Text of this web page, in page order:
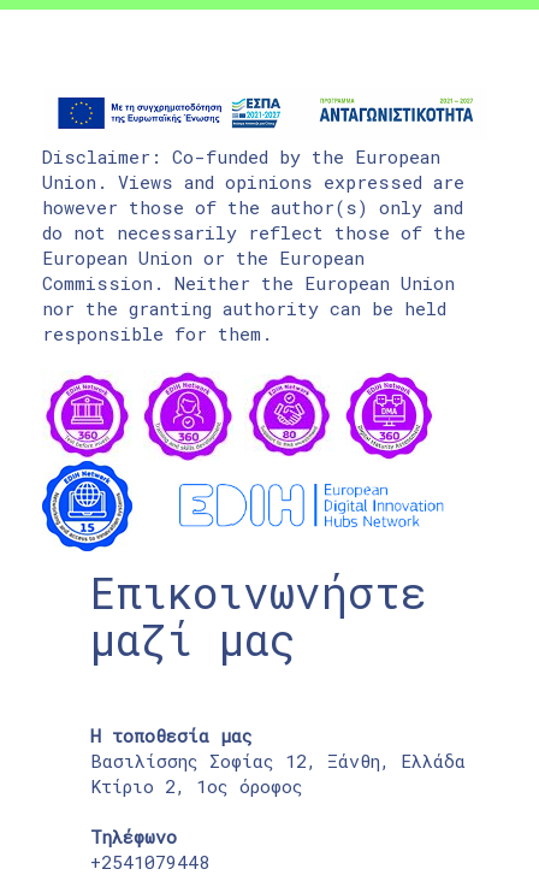
Disclaimer: Co-funded by the European
Union. Views and opinions expressed are
however those of the author(s) only and
do not necessarily reflect those of the
European Union or the European
Commission. Neither the European Union
nor the granting authority can be held
responsible for them.
Επικοινωνήστε
μαζί μας
Η τοποθεσία μας
Βασιλίσσης Σοφίας 12, Ξάνθη, Ελλάδα
Κτίριο 2, 1ος όροφος
Τηλέφωνο
+2541079448